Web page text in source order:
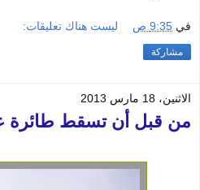
في 9:35 ص ليست هناك تعليقات:
مشاركة
الاثنين، 18 مارس 2013
من قبل أن تسقط طائرة